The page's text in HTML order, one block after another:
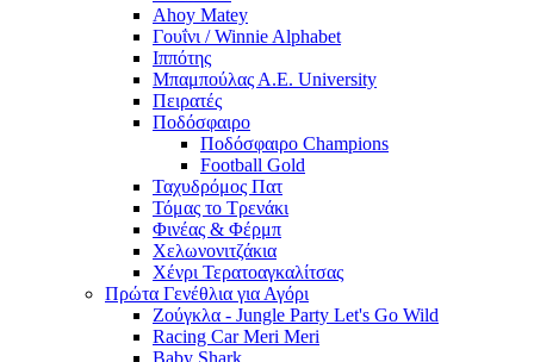
Ahoy Matey
Γουΐνι / Winnie Alphabet
Ιππότης
Μπαμπούλας Α.Ε. University
Πειρατές
Ποδόσφαιρο
Ποδόσφαιρο Champions
Football Gold
Ταχυδρόμος Πατ
Τόμας το Τρενάκι
Φινέας & Φέρμπ
Χελωνονιτζάκια
Χένρι Τερατοαγκαλίτσας
Πρώτα Γενέθλια για Αγόρι
Ζούγκλα - Jungle Party Let's Go Wild
Racing Car Meri Meri